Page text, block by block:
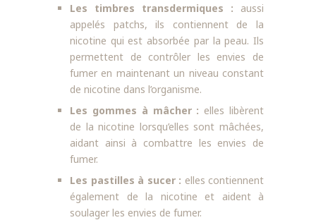
Les timbres transdermiques : aussi
appelés patchs, ils contiennent de la
nicotine qui est absorbée par la peau. Ils
permettent de contrôler les envies de
fumer en maintenant un niveau constant
de nicotine dans l’organisme.
Les gommes à mâcher : elles libèrent
de la nicotine lorsqu’elles sont mâchées,
aidant ainsi à combattre les envies de
fumer.
Les pastilles à sucer : elles contiennent
également de la nicotine et aident à
soulager les envies de fumer.